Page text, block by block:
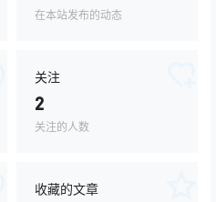
在本站发布的动态
关注
2
关注的人数
收藏的文章